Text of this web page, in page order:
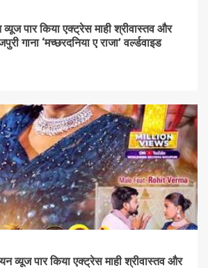
पार किया एक्ट्रेस माही श्रीवास्तव और
गाना ‘मच्छरदनिया ए राजा’ वर्ल्डवाइड
व्यूज पार किया एक्ट्रेस माही श्रीवास्तव और